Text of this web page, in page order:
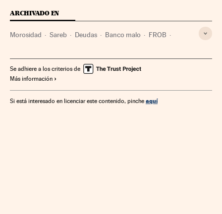
ARCHIVADO EN
Morosidad Sareb Deudas Banco malo FROB
Organismos financieros Empresas Política bancaria
Se adhiere a los criterios de
Más información
Si está interesado en licenciar este contenido, pinche aquí